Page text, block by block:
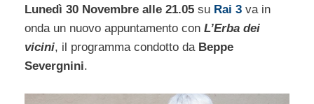
Lunedì 30 Novembre alle 21.05 su Rai 3 va in
onda un nuovo appuntamento con L’Erba dei
vicini, il programma condotto da Beppe
Severgnini.